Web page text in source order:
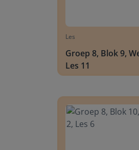
Les
Groep 8, Blok 9,
Les 11